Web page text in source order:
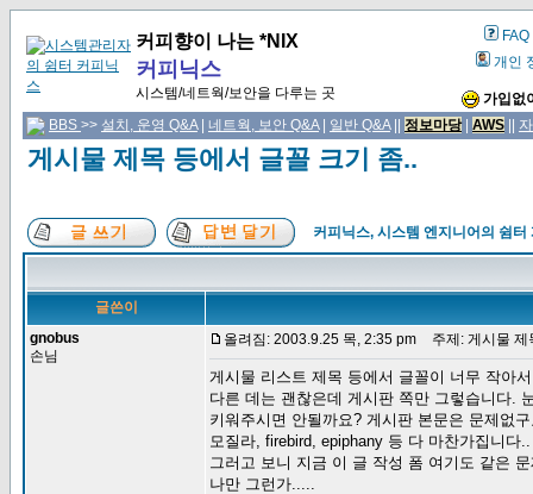
커피향이 나는 *NIX
커피닉스
시스템/네트웍/보안을 다루는 곳
FAQ
개인
가입없
BBS >> 설치, 운영 Q&A| 네트웍, 보안 Q&A| 일반 Q&A|| 정보마당| AWS
게시물 제목 등에서 글꼴 크기 좀..
커피닉스, 시스템 엔지니어의 쉼터
글쓴이
gnobus
손님
올려짐: 2003.9.25 목, 2:35 pm 주제: 게시물 제
게시물 리스트 제목 등에서 글꼴이 너무 작아
다른 데는 괜찮은데 게시판 쪽만 그렇습니다.
키워주시면 안될까요? 게시판 본문은 문제없
모질라, firebird, epiphany 등 다 마찬가집니다..
그러고 보니 지금 이 글 작성 폼 여기도 같은
나만 그런가.....